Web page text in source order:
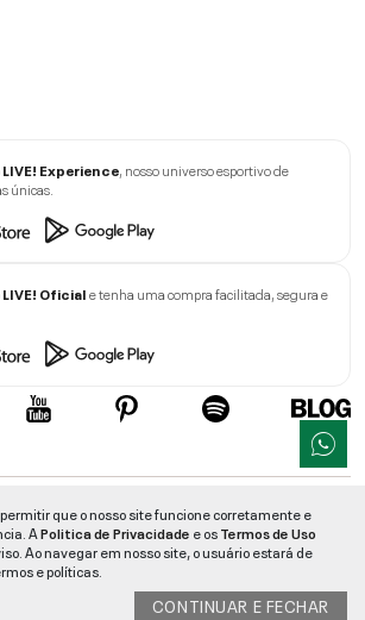
LIVE! Experience, nosso universo esportivo de
únicas.
LIVE! Oficiale tenha uma compra facilitada, segura e
que o nosso site funcione corretamente e
APolitica de Privacidade e osTermos de Uso
Ao navegar em nosso site, o usuário estará de
e políticas.
CONTINUAR E FECHAR